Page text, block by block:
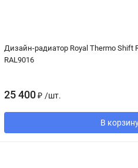
Дизайн-радиатор Royal Thermo Shift
RAL9016
25 400 ₽ /шт.
В